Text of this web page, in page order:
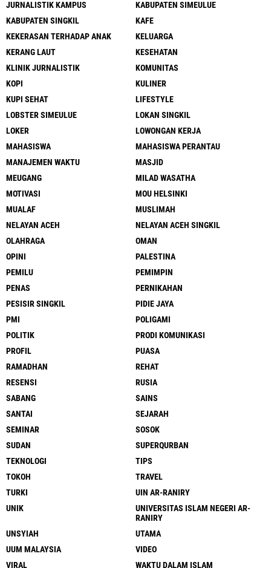
JURNALISTIK KAMPUS
KABUPATEN SIMEULUE
KABUPATEN SINGKIL
KAFE
KEKERASAN TERHADAP ANAK
KELUARGA
KERANG LAUT
KESEHATAN
KLINIK JURNALISTIK
KOMUNITAS
KOPI
KULINER
KUPI SEHAT
LIFESTYLE
LOBSTER SIMEULUE
LOKAN SINGKIL
LOKER
LOWONGAN KERJA
MAHASISWA
MAHASISWA PERANTAU
MANAJEMEN WAKTU
MASJID
MEUGANG
MILAD WASATHA
MOTIVASI
MOU HELSINKI
MUALAF
MUSLIMAH
NELAYAN ACEH
NELAYAN ACEH SINGKIL
OLAHRAGA
OMAN
OPINI
PALESTINA
PEMILU
PEMIMPIN
PENAS
PERNIKAHAN
PESISIR SINGKIL
PIDIE JAYA
PMI
POLIGAMI
POLITIK
PRODI KOMUNIKASI
PROFIL
PUASA
RAMADHAN
REHAT
RESENSI
RUSIA
SABANG
SAINS
SANTAI
SEJARAH
SEMINAR
SOSOK
SUDAN
SUPERQURBAN
TEKNOLOGI
TIPS
TOKOH
TRAVEL
TURKI
UIN AR-RANIRY
UNIK
UNIVERSITAS ISLAM NEGERI AR-
RANIRY
UNSYIAH
UTAMA
UUM MALAYSIA
VIDEO
VIRAL
WAKTU DALAM ISLAM